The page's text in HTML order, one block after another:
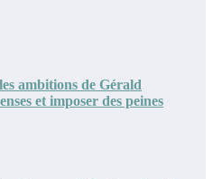
ambitions de Gérald
et imposer des peines